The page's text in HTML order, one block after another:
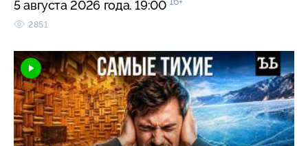
5 августа 2026 года. 19:00
2851